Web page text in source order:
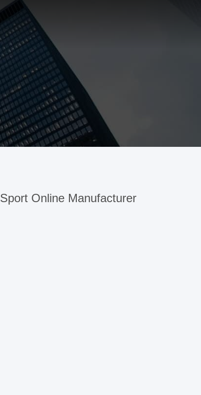
Sport Online Manufacturer